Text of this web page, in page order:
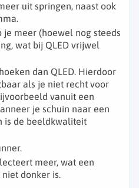
uit springen, naast ook
je meer (hoewel nog steeds
wat bij QLED vrijwel
dan QLED. Hierdoor
als je niet recht voor
vanuit een
je schuin naar een
is de beeldkwaliteit
meer, wat een
donker is.